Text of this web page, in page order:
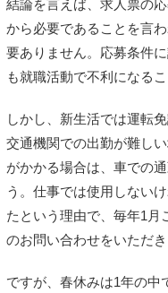
結論を言えば、求人票の
から必要であることを言
要ありません。応募条件
も就職活動で不利になる
しかし、新生活では運転
交通機関での出勤が難し
がかかる場合は、車での
う。仕事では使用しない
たという理由で、毎年1月
のお問い合わせをいただき
ですが、春休みは1年の中